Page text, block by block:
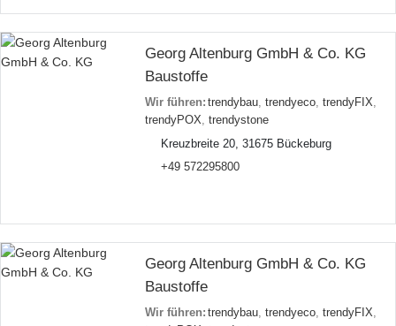
Georg Altenburg GmbH & Co. KG
Baustoffe
Wir führen: trendybau,trendyeco,trendyFIX,
trendyPOX, trendystone
Kreuzbreite 20, 31675 Bückeburg
+49 572295800
Georg Altenburg GmbH & Co. KG
Baustoffe
Wir führen: trendybau,trendyeco,trendyFIX,